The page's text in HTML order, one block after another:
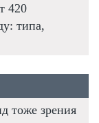
420
типа,
тоже зрения